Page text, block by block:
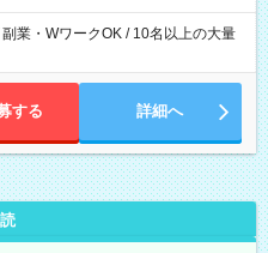
業・WワークOK / 10名以上の大量
する 詳細へ